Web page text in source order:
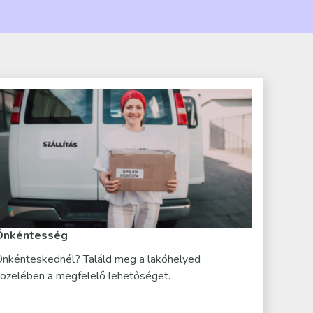
Találd meg a lakóhelyed
a megfelelő lehetőséget.